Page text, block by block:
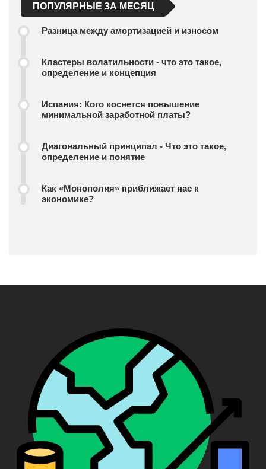
ПОПУЛЯРНЫЕ ЗА МЕСЯЦ
Разница между амортизацией и износом
Кластеры волатильности - что это такое,
определение и концепция
Испания: Кого коснется повышение
минимальной заработной платы?
Диагональный принципал - Что это такое,
определение и понятие
Как «Монополия» приближает нас к
экономике?